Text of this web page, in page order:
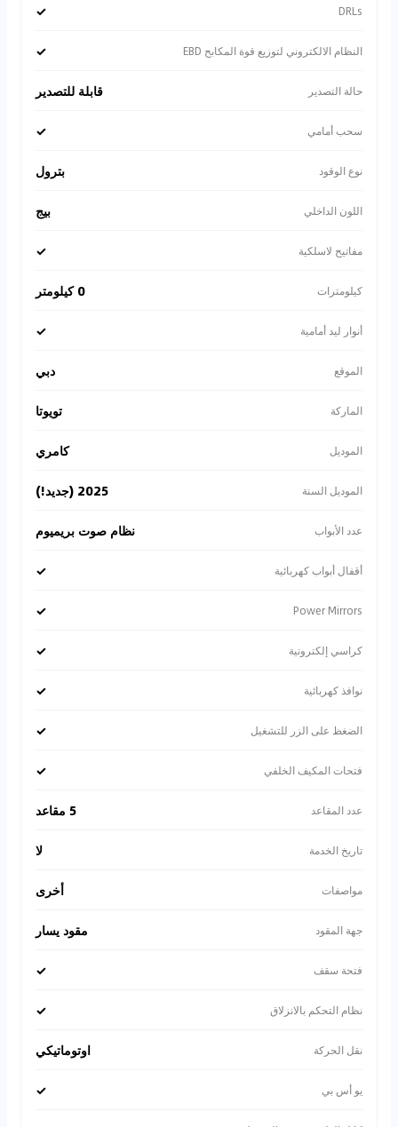
DRLs
✓
النظام الالكتروني لتوزيع قوة المكابح EBD ✓
حالة التصدير قابلة للتصدير
سحب أمامي ✓
نوع الوقود بترول
اللون الداخلي بيج
مفاتيح لاسلكية ✓
كيلومترات 0 كيلومتر
أنوار ليد أمامية ✓
الموقع دبي
الماركة تويوتا
الموديل كامري
الموديل السنة 2025 (جديد!)
عدد الأبواب نظام صوت بريميوم
أقفال أبواب كهربائية ✓
Power Mirrors
✓
كراسي إلكترونية ✓
نوافذ كهربائية ✓
الضغظ على الزر للتشغيل ✓
فتحات المكيف الخلفي ✓
عدد المقاعد 5 مقاعد
تاريخ الخدمة لا
مواصفات أخرى
جهة المقود مقود يسار
فتحة سقف ✓
نظام التحكم بالانزلاق ✓
نقل الحركة اوتوماتيكي
يو أس بي ✓